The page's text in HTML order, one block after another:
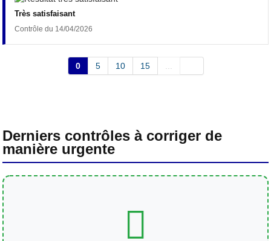
Très satisfaisant
Contrôle du 14/04/2026
0 5 10 15 ...
Derniers contrôles à corriger de
manière urgente